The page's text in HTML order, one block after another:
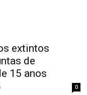
extintos
de
15 anos
0